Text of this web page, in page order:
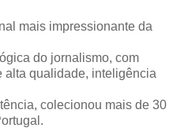
mais impressionante da
do jornalismo, com
alta qualidade, inteligência
colecionou mais de 30